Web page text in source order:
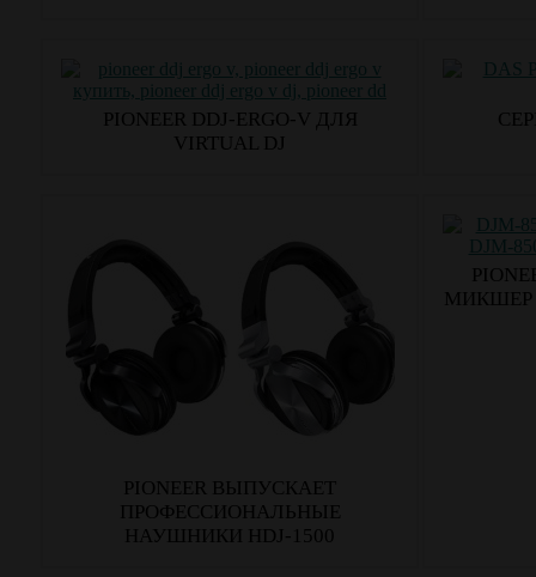
PIONEER DDJ-ERGO-V ДЛЯ
VIRTUAL DJ
PIONEER ВЫПУСКАЕТ
ПРОФЕССИОНАЛЬНЫЕ
НАУШНИКИ HDJ-1500
МИКШЕР